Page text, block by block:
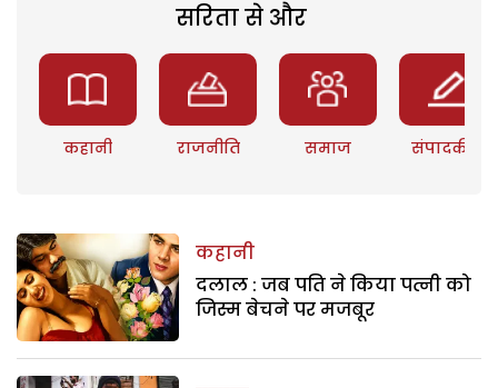
सरिता से और
कहानी राजनीति समाज संपादकीय
कहानी
दलाल : जब पति ने किया पत्नी को
जिस्म बेचने पर मजबूर